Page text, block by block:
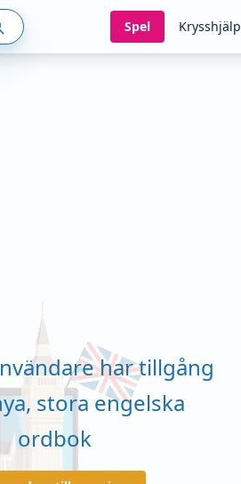
Spel Krysshjälp
har tillgång
stora engelska
ordbok